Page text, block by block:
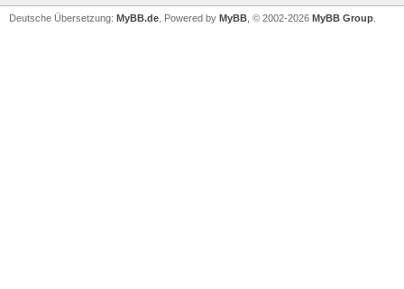
Deutsche Übersetzung: MyBB.de , Powered by MyBB , © 2002-2026 MyBB Group